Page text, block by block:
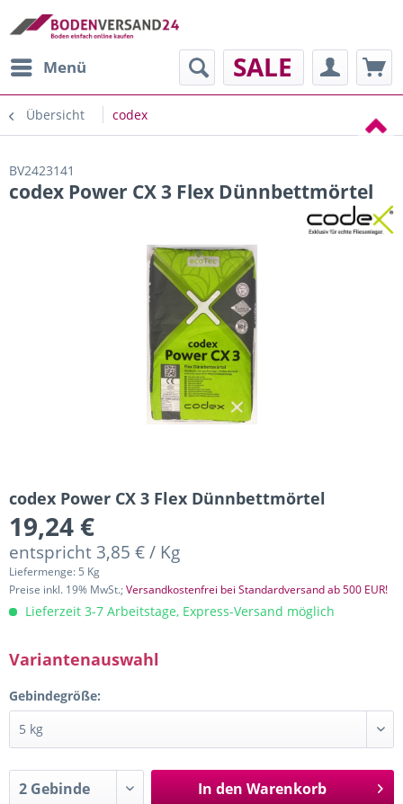
Menü SALE
Übersicht codex
BV2423141
codex Power CX 3 Flex Dünnbettmörtel
codex Power CX 3 Flex Dünnbettmörtel
19,24 €
entspricht 3,85 € / Kg
Liefermenge: 5 Kg
Preise inkl. 19% MwSt.;Versandkostenfrei bei Standardversand ab 500 EUR!
Lieferzeit 3-7 Arbeitstage, Express-Versand möglich
Variantenauswahl
Gebindegröße:
In den Warenkorb